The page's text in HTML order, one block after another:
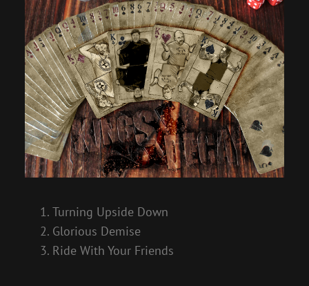
Turning Upside Down
Glorious Demise
Ride With Your Friends